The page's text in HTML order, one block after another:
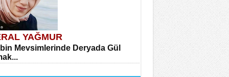
YAĞMUR
Mevsimlerinde Deryada Gül